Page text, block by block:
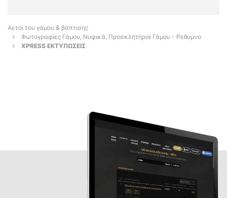
Αετοί του γάμου & βάπτισης
Φωτογραφίες Γάμου, Νυφικά, Προσκλητήρια Γάμου - Ρεθυμνο
XPRESS ΕΚΤΥΠΩΣΕΙΣ